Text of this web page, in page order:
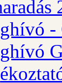
-